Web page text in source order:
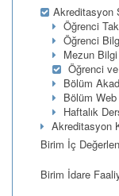
Akreditasyon
Öğrenci
Öğrenci
Mezun
Öğrenci
Bölüm
Bölüm Web
Haftalık
Akreditasyon
Birim İç
Birim İdare